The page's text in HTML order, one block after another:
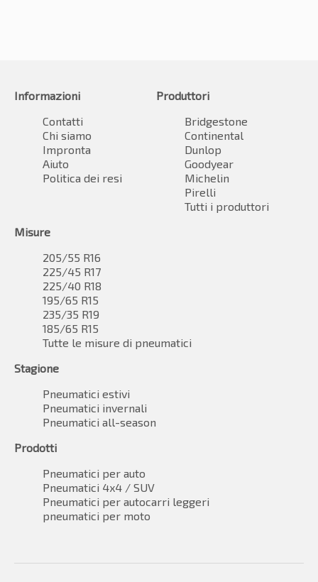
Informazioni
Contatti
Chi siamo
Impronta
Aiuto
Politica dei resi
Produttori
Bridgestone
Continental
Dunlop
Goodyear
Michelin
Pirelli
Tutti i produttori
Misure
205/55 R16
225/45 R17
225/40 R18
195/65 R15
235/35 R19
185/65 R15
Tutte le misure di pneumatici
Stagione
Pneumatici estivi
Pneumatici invernali
Pneumatici all-season
Prodotti
Pneumatici per auto
Pneumatici 4x4 / SUV
Pneumatici per autocarri leggeri
pneumatici per moto